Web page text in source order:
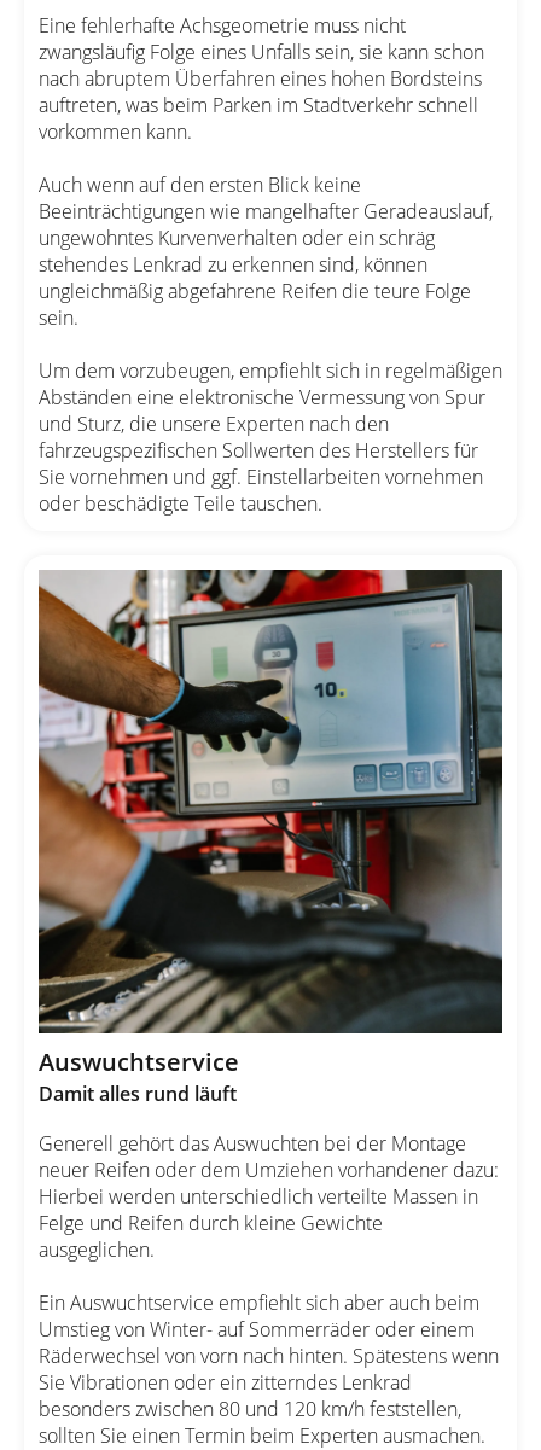
Eine fehlerhafte Achsgeometrie muss nicht
zwangsläufig Folge eines Unfalls sein, sie kann schon
nach abruptem Überfahren eines hohen Bordsteins
auftreten, was beim Parken im Stadtverkehr schnell
vorkommen kann.
Auch wenn auf den ersten Blick keine
Beeinträchtigungen wie mangelhafter Geradeauslauf,
ungewohntes Kurvenverhalten oder ein schräg
stehendes Lenkrad zu erkennen sind, können
ungleichmäßig abgefahrene Reifen die teure Folge
sein.
Um dem vorzubeugen, empfiehlt sich in regelmäßigen
Abständen eine elektronische Vermessung von Spur
und Sturz, die unsere Experten nach den
fahrzeugspezifischen Sollwerten des Herstellers für
Sie vornehmen und ggf. Einstellarbeiten vornehmen
oder beschädigte Teile tauschen.
Auswuchtservice
Damit alles rund läuft
Generell gehört das Auswuchten bei der Montage
neuer Reifen oder dem Umziehen vorhandener dazu:
Hierbei werden unterschiedlich verteilte Massen in
Felge und Reifen durch kleine Gewichte
ausgeglichen.
Ein Auswuchtservice empfiehlt sich aber auch beim
Umstieg von Winter- auf Sommerräder oder einem
Räderwechsel von vorn nach hinten. Spätestens wenn
Sie Vibrationen oder ein zitterndes Lenkrad
besonders zwischen 80 und 120 km/h feststellen,
sollten Sie einen Termin beim Experten ausmachen.